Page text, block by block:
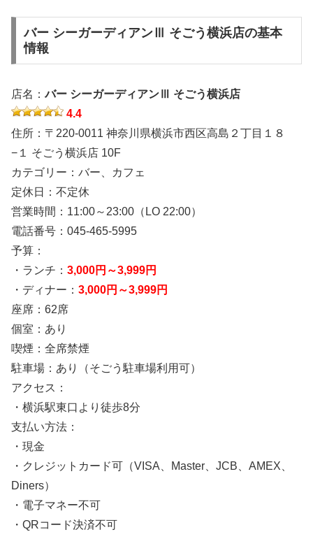
バー シーガーディアンⅢ そごう横浜店の基本
情報
店名：バー シーガーディアンⅢ そごう横浜店
4.4
住所：〒220-0011 神奈川県横浜市西区高島２丁目１８
−１ そごう横浜店 10F
カテゴリー：バー、カフェ
定休日：不定休
営業時間：11:00～23:00（LO 22:00）
電話番号：045-465-5995
予算：
・ランチ： 3,000円～3,999円
・ディナー： 3,000円～3,999円
座席：62席
個室：あり
喫煙：全席禁煙
駐車場：あり（そごう駐車場利用可）
アクセス：
・横浜駅東口より徒歩8分
支払い方法：
・現金
・クレジットカード可（VISA、Master、JCB、AMEX、
Diners）
・電子マネー不可
・QRコード決済不可